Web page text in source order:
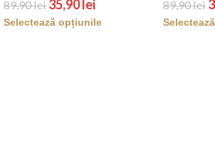
89,90lei 35,90lei
Selectează opțiunile
89,90lei